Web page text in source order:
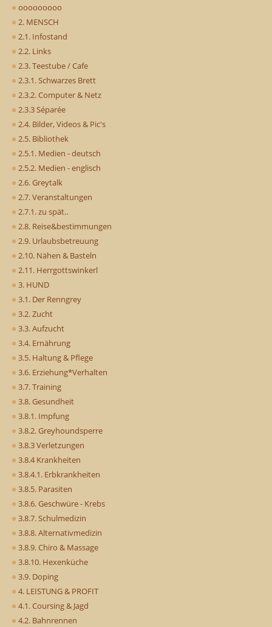
ooooooooo
2. MENSCH
2.1. Infostand
2.2. Links
2.3. Teestube / Cafe
2.3.1. Schwarzes Brett
2.3.2. Computer & Netz
2.3.3 Séparée
2.4. Bilder, Videos & Pic's
2.5. Bibliothek
2.5.1. Medien - deutsch
2.5.2. Medien - englisch
2.6. Greytalk
2.7. Veranstaltungen
2.7.1. zu spät..
2.8. Reise&bestimmungen
2.9. Urlaubsbetreuung
2.10. Nähen & Basteln
2.11. Herrgottswinkerl
3. HUND
3.1. Der Renngrey
3.2. Zucht
3.3. Aufzucht
3.4. Ernährung
3.5. Haltung & Pflege
3.6. Erziehung*Verhalten
3.7. Training
3.8. Gesundheit
3.8.1. Impfung
3.8.2. Greyhoundsperre
3.8.3 Verletzungen
3.8.4 Krankheiten
3.8.4.1. Erbkrankheiten
3.8.5. Parasiten
3.8.6. Geschwüre - Krebs
3.8.7. Schulmedizin
3.8.8. Alternativmedizin
3.8.9. Chiro & Massage
3.8.10. Hexenküche
3.9. Doping
4. LEISTUNG & PROFIT
4.1. Coursing & Jagd
4.2. Bahnrennen